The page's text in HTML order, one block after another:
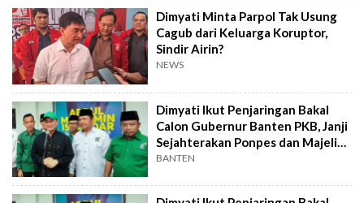
Dimyati Minta Parpol Tak Usung
Cagub dari Keluarga Koruptor,
Sindir Airin?
NEWS
Dimyati Ikut Penjaringan Bakal
Calon Gubernur Banten PKB, Janji
Sejahterakan Ponpes dan Majelis
Taklim
BANTEN